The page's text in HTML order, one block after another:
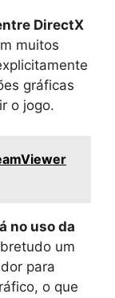
DirectX
muitos
gráficas
o jogo.
no uso da
um
para
o que